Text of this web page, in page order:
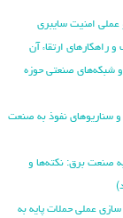
امنیت سایبری
راهکارهای ارتقاء آن
شبکه‌های صنعتی حوزه
سناریو‌های نفوذ به صنعت
صنعت برق: نکته‌ها و
عملی حملات پایه به